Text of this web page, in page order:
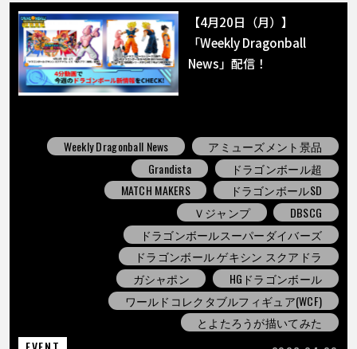
【4月20日（月）】
「Weekly Dragonball
News」配信！
Weekly Dragonball News
アミューズメント景品
Grandista
ドラゴンボール超
MATCH MAKERS
ドラゴンボールSD
Ｖジャンプ
DBSCG
ドラゴンボールスーパーダイバーズ
ドラゴンボール ゲキシン スクアドラ
ガシャポン
HGドラゴンボール
ワールドコレクタブルフィギュア(WCF)
とよたろうが描いてみた